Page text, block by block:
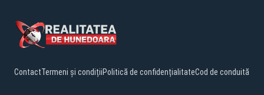
ContactTermeni și condițiiPolitică de confidențialitateCod de conduită